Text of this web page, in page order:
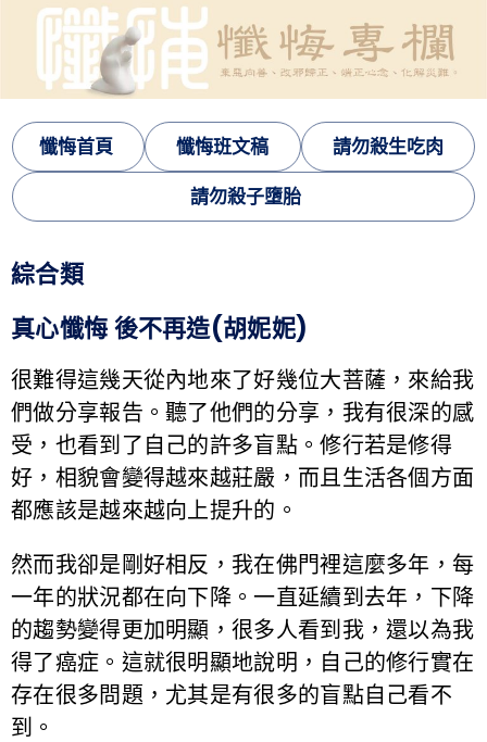
懺悔首頁 懺悔班文稿 請勿殺生吃肉
請勿殺子墮胎
綜合類
真心懺悔 後不再造(胡妮妮)
很難得這幾天從內地來了好幾位大菩薩，來給我
們做分享報告。聽了他們的分享，我有很深的感
受，也看到了自己的許多盲點。修行若是修得
好，相貌會變得越來越莊嚴，而且生活各個方面
都應該是越來越向上提升的。
然而我卻是剛好相反，我在佛門裡這麼多年，每
一年的狀況都在向下降。一直延續到去年，下降
的趨勢變得更加明顯，很多人看到我，還以為我
得了癌症。這就很明顯地說明，自己的修行實在
存在很多問題，尤其是有很多的盲點自己看不
到。